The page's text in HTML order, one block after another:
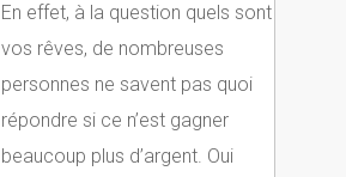
En effet, à la question quels sont
vos rêves, de nombreuses
personnes ne savent pas quoi
répondre si ce n’est gagner
beaucoup plus d’argent. Oui